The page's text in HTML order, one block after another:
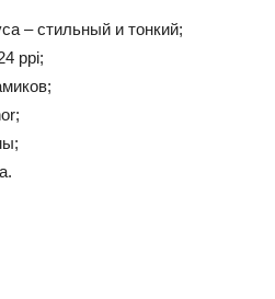
– стильный и тонкий;
ppi;